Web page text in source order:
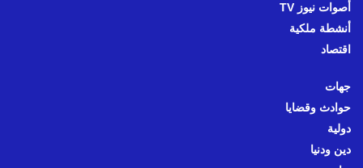
أصوات نيوز TV
أنشطة ملكية
اقتصاد
جهات
حوادث وقضايا
دولية
دين ودنيا